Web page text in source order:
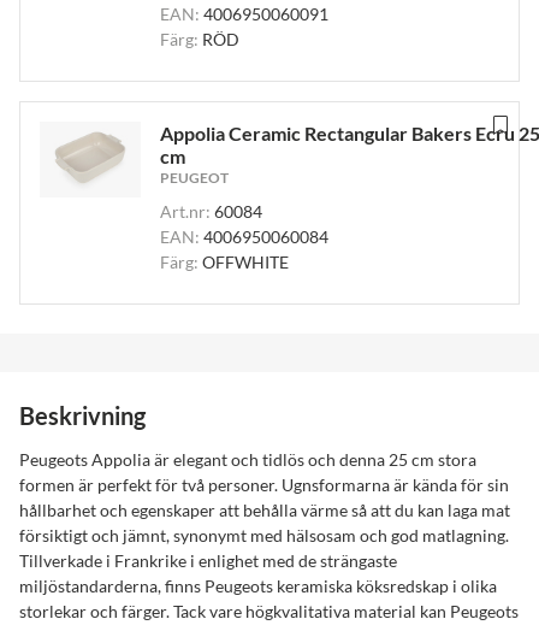
EAN: 4006950060091
Färg: RÖD
Appolia Ceramic Rectangular Bakers Ecru 25
cm
PEUGEOT
Art.nr: 60084
EAN: 4006950060084
Färg: OFFWHITE
Beskrivning
Peugeots Appolia är elegant och tidlös och denna 25 cm stora
formen är perfekt för två personer. Ugnsformarna är kända för sin
hållbarhet och egenskaper att behålla värme så att du kan laga mat
försiktigt och jämnt, synonymt med hälsosam och god matlagning.
Tillverkade i Frankrike i enlighet med de strängaste
miljöstandarderna, finns Peugeots keramiska köksredskap i olika
storlekar och färger. Tack vare högkvalitativa material kan Peugeots